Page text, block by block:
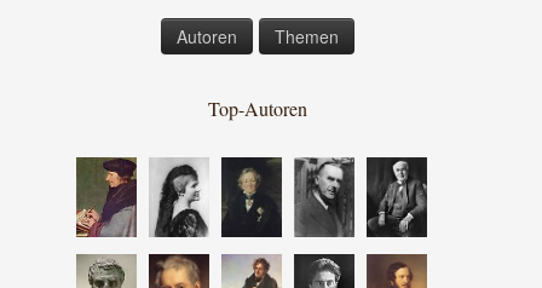
Autoren Themen
Top-Autoren